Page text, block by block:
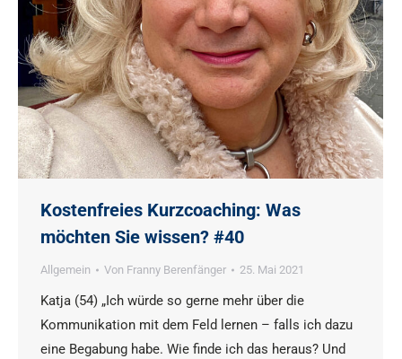
Kostenfreies Kurzcoaching: Was
möchten Sie wissen? #40
Allgemein Von Franny Berenfänger 25. Mai 2021
Katja (54) „Ich würde so gerne mehr über die
Kommunikation mit dem Feld lernen – falls ich dazu
eine Begabung habe. Wie finde ich das heraus? Und